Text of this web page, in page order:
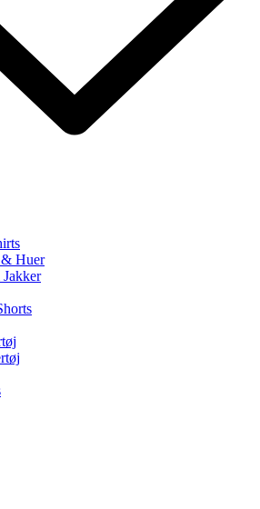
Huer